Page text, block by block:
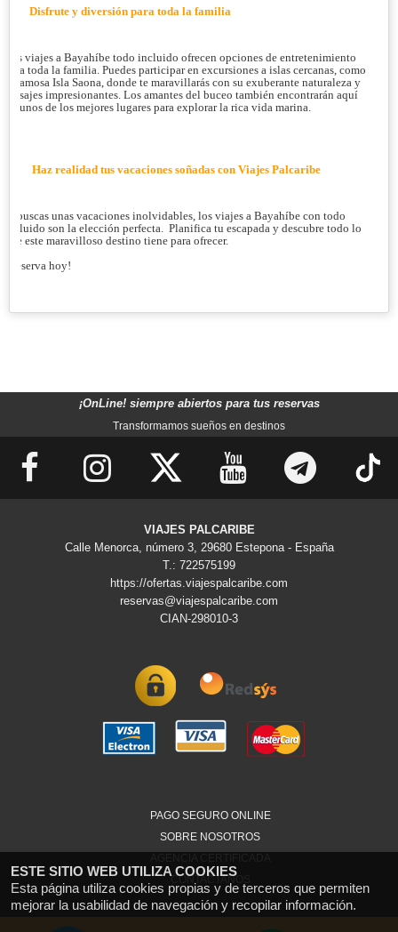
ESTE SITIO WEB UTILIZA COOKIES
Esta página utiliza cookies propias y de terceros que permiten
mejorar la usabilidad de navegación y recopilar información.
Disfrute y diversión para toda la familia
Los viajes a Bayahíbe todo incluido ofrecen opciones de entretenimiento
para toda la familia. Puedes participar en excursiones a islas cercanas, como
la famosa Isla Saona, donde te maravillarás con su exuberante naturaleza y
paisajes impresionantes. Los amantes del buceo también encontrarán aquí
algunos de los mejores lugares para explorar la rica vida marina.
Haz realidad tus vacaciones soñadas con Viajes Palcaribe
Si buscas unas vacaciones inolvidables, los viajes a Bayahíbe con todo
incluido son la elección perfecta. Planifica tu escapada y descubre todo lo
que este maravilloso destino tiene para ofrecer.
¡Reserva hoy!
¡OnLine! siempre abiertos para tus reservas
Transformamos sueños en destinos
VIAJES PALCARIBE
Calle Menorca, número 3, 29680 Estepona - España
T.: 722575199
https://ofertas.viajespalcaribe.com
reservas@viajespalcaribe.com
CIAN-298010-3
PAGO SEGURO ONLINE
SOBRE NOSOTROS
CONTACTANOS